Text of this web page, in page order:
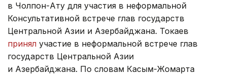
в Чолпон-Ату для участия в неформальной
Консультативной встрече глав государств
Центральной Азии и Азербайджана. Токаев
принял участие в неформальной встрече глав
государств Центральной Азии
и Азербайджана. По словам Касым-Жомарта